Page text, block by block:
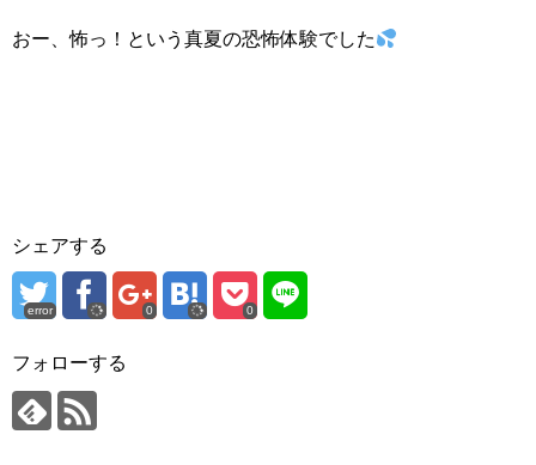
おー、怖っ！という真夏の恐怖体験でした
シェアする
error 0 0
フォローする